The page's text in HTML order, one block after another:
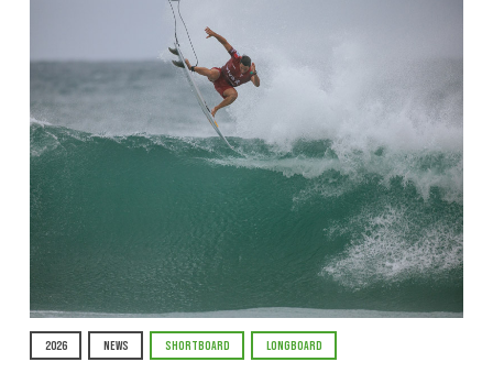
2026 NEWS SHORTBOARD LONGBOARD